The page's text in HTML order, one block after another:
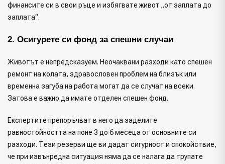
финансите си в свои ръце и избягвате живот „от заплата до
заплата“.
2. Осигурете си фонд за спешни случаи
Животът е непредсказуем. Неочаквани разходи като спешен
ремонт на колата, здравословен проблем на близък или
временна загуба на работа могат да се случат на всеки.
Затова е важно да имате отделен спешен фонд.
Експертите препоръчват в него да заделите
равностойността на поне 3 до 6 месеца от основните си
разходи. Тези резерви ще ви дадат сигурност и спокойствие,
че при извънредна ситуация няма да се налага да трупате